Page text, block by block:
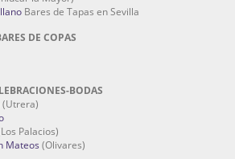
Bares de Tapas en Sevilla
DE COPAS
BODAS
(Utrera)
Palacios)
Mateos (Olivares)